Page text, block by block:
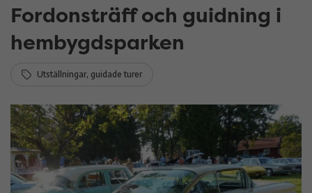
Fordonsträff och guidning i
hembygdsparken
Utställningar, guidade turer